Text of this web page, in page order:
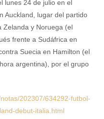
lunes 24 de julio en el
Auckland, lugar del partido
Zelanda y Noruega (el
frente a Sudáfrica en
Suecia en Hamilton (el
argentina), por el grupo
202307/634292-futbol-
debut-italia.html